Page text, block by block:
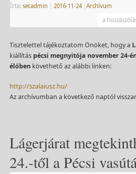
Írta: secadmin 2016-11-24
Archívum
a
Tisztelettel tájékoztatom Önöket, hogy a
kiállítás pécsi megnyitója november 24-
élőbenkövethető az alábbi linken:
http://szalaiusz.hu/
Az archívumban a következő naptól
Lágerjárat
24.-től a Pécsi